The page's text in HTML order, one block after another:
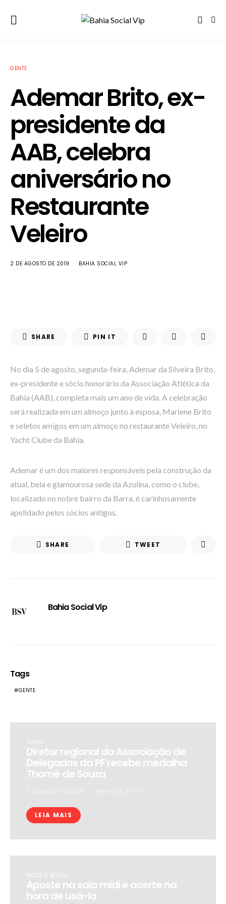
GENTE
Ademar Brito, ex-
presidente da
AAB, celebra
aniversário no
Restaurante
Veleiro
2 DE AGOSTO DE 2019 BAHIA SOCIAL VIP
SHARE PIN IT
No dia 5 de agosto, segunda-feira, Ademar da Silveira Brito,
ex-presidente e sócio honorário da Associação Atlética da
Bahia (AAB), completa mais um ano de vida. A celebração
será realizada em um almoço junto à esposa, Marlene Brito
e seletos amigos em um almoço no restaurante Veleiro, no
Yacht Clube da Bahia.
Ademar é um dos maiores responsáveis pela construção da
atual, bela e glamourosa sede da Azulina, como o clube,
localizado no nobre bairro da Barra, é carinhosamente
apelidado pelos sócios antigos.
SHARE TWEET
Bahia Social Vip
Tags
GENTE
GENTE
Diretor regional da Associação de
Delegados da PF recebe medalha
Thomé de Souza
LEIA MAIS
MODA & BELEZA
Aposte na saia midi e acerte na
hora de usá-la